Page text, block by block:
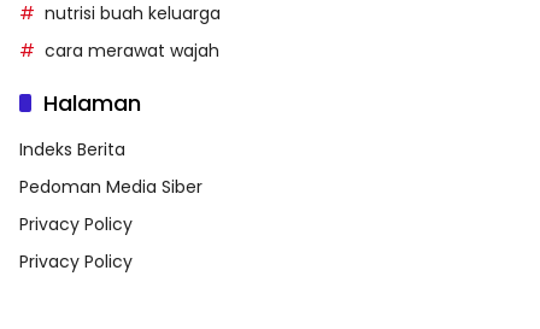
nutrisi buah keluarga
cara merawat wajah
Halaman
Indeks Berita
Pedoman Media Siber
Privacy Policy
Privacy Policy